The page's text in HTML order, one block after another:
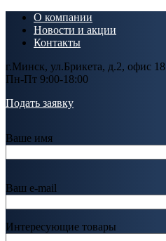
О компании
Новости и акции
Контакты
г.Минск, ул.Брикета, д.2, офис 18
Пн-Пт 9:00-18:00
Подать заявку
Ваше имя
Ваш e-mail
Интересующие товары